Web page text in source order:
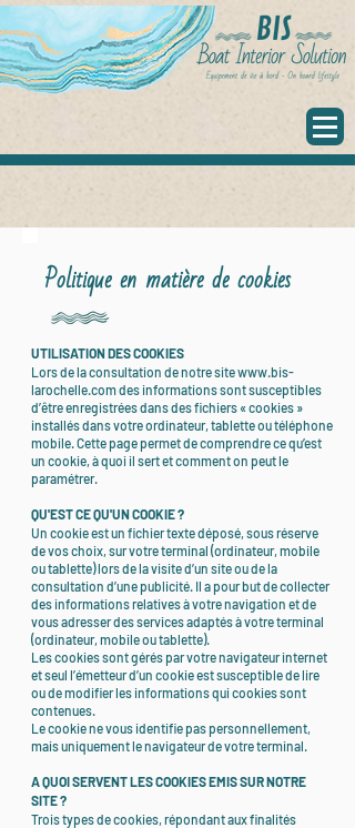
Politique en matière de cookies
UTILISATION DES COOKIES
Lors de la consultation de notre sitewww.bis-
larochelle.comdes informations sont susceptibles
d’être enregistrées dans des fichiers « cookies »
installés dans votre ordinateur, tablette ou téléphone
mobile. Cette page permet de comprendre ce qu’est
un cookie, à quoi il sert et comment on peut le
paramétrer.
QU'EST CE QU'UN COOKIE ?
Un cookie est un fichier texte déposé, sous réserve
de vos choix, sur votre terminal (ordinateur, mobile
ou tablette) lors de la visite d’un site ou de la
consultation d’une publicité. Il a pour but de collecter
des informations relatives à votre navigation et de
vous adresser des services adaptés à votre terminal
(ordinateur, mobile ou tablette).
Les cookies sont gérés par votre navigateur internet
et seul l’émetteur d’un cookie est susceptible de lire
ou de modifier les informations qui cookies sont
contenues.
Le cookie ne vous identifie pas personnellement,
mais uniquement le navigateur de votre terminal.
A QUOI SERVENT LES COOKIES EMIS SUR NOTRE
SITE ?
Trois types de cookies, répondant aux finalités